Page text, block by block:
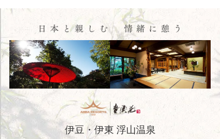
伊豆・伊東 浮山温泉
愛犬と過ごす
オンラインショップ
English 简体中文